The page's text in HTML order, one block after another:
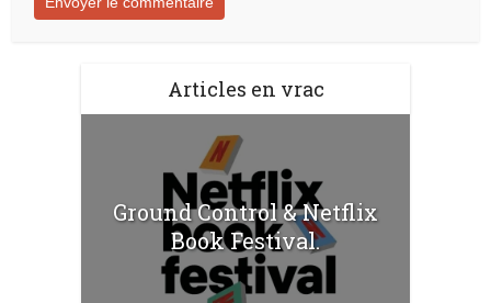
Articles en vrac
Ground Control & Netflix
Book Festival.